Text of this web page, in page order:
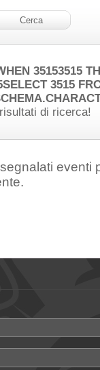
35153515
3515
risultati di ricerca!
eventi